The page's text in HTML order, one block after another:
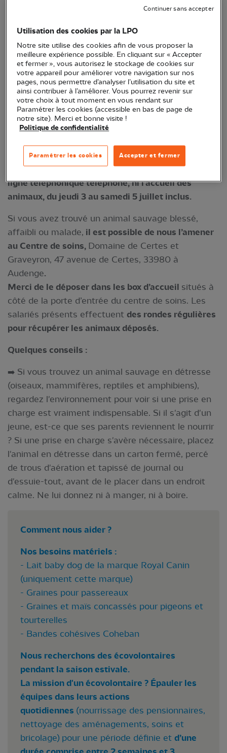
© Centre de soins LPO Aquitaine
Notre Centre de soins va malheureusement
sa ligne téléphonique jusqu’au samedi 5 juillet
inclus.
En raison des fortes chaleurs des derniers jours en
plein pic de période de reproduction chez de
nombreuses espèces,les soigneurs et médiateurs
sont submergés d’appels à traiter et d’animaux en
pas suffisants pour répondre à toutes les
demandes etnous ne pourrons plus assurer notre
ligne téléphonique téléphone, ni l’accueil des
animaux, du jeudi 3 au samedi 5 juillet inclus.
Si vous avez trouvé un animal sauvage blessé,
affaibli ou malade, il est possible de nous l’amener
au Centre de soins, Domaine de Certes et
Graveyron, 47 avenue de Certes, 33980 à
Audenge.
Merci de le déposer dans les box d’accueil situés à
côté de la porte d’entrée du centre de soins. Les
salariés présents effectuent des rondes régulières
pour récupérer les animaux déposés.
Quelques conseils :
➡️ Si vous trouvez un animal sauvage en détresse
(oiseaux, mammifères, reptiles et amphibiens),
regardez l'environnement pour voir si une prise en
charge est vraiment indispensable. Si il s'agit d'un
jeune, est-ce que ses parents reviennent le nourrir
? Si une prise en charge s'avère nécessaire, placez
l'animal en détresse dans un carton fermé, percé
de trous d'aération et tapissé de journal ou
d'essuie-tout, avant de le placer dans un endroit
calme. Ne lui donnez ni à manger, ni à boire.
Comment nous aider ?
Nos besoins matériels :
- Lait baby dog de la marque Royal Canin
(uniquement cette marque)
- Graines pour passereaux
- Graines et maïs concassés pour pigeons et
tourterelles
- Bandes cohésives Coheban
Nous recherchons des écovolontaires
pendant la saison estivale.
La mission d'un écovolontaire ? Épauler les
équipes dans leurs actions
quotidiennes (nourrissage des pensionnaires,
nettoyage des aménagements, soins et
bricolage) pour une période définie et d’une
Utilisation des cookies par la LPO
Notre site utilise des cookies afin de vous proposer la
meilleure expérience possible. En cliquant sur « Accepter
et fermer », vous autorisez le stockage de cookies sur
votre appareil pour améliorer votre navigation sur nos
pages, nous permettre d’analyser l’utilisation du site et
ainsi contribuer à l’améliorer. Vous pourrez revenir sur
votre choix à tout moment en vous rendant sur
Paramétrer les cookies (accessible en bas de page de
notre site). Merci et bonne visite !
Politique de confidentialité
Accepter et fermer
Paramétrer les cookies
Continuer sans accepter